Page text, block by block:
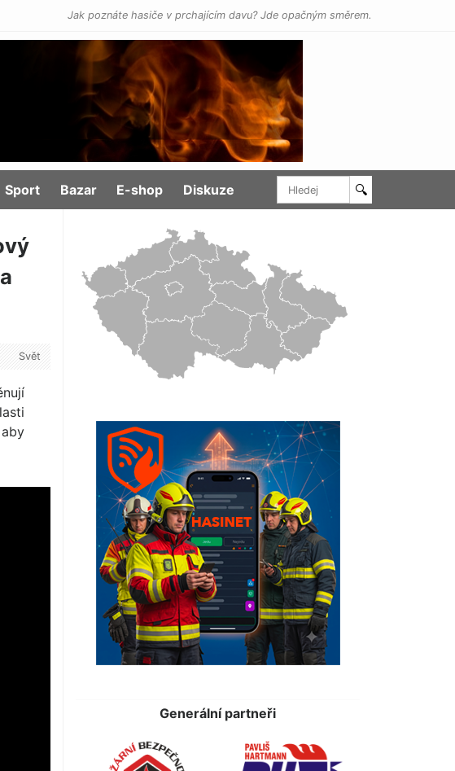
Jak poznáte hasiče v prchajícím davu? Jde opačným směrem.
Sport Bazar E-shop Diskuze 🔍
Svět
Generální partneři